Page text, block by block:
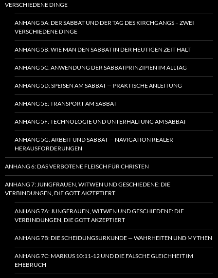
VERSCHIEDENE DINGE
ANHANG 5A: DER SABBAT UND DER TAG DES KIRCHGANGS – ZWEI
VERSCHIEDENE DINGE
ANHANG 5B: WIE MAN DEN SABBAT IN DER HEUTIGEN ZEIT HÄLT
ANHANG 5C: ANWENDUNG DER SABBATPRINZIPIEN IM ALLTAG
ANHANG 5D: SPEISEN AM SABBAT — PRAKTISCHE ANLEITUNG
ANHANG 5E: TRANSPORT AM SABBAT
ANHANG 5F: TECHNOLOGIE UND UNTERHALTUNG AM SABBAT
ANHANG 5G: ARBEIT UND SABBAT — NAVIGATION REALER
HERAUSFORDERUNGEN
ANHANG 6: DAS VERBOTENE FLEISCH FÜR CHRISTEN
ANHANG 7: JUNGFRAUEN, WITWEN UND GESCHIEDENE: DIE
VERBINDUNGEN, DIE GOTT AKZEPTIERT
ANHANG 7A: JUNGFRAUEN, WITWEN UND GESCHIEDENE: DIE
VERBINDUNGEN, DIE GOTT AKZEPTIERT
ANHANG 7B: DIE SCHEIDUNGSURKUNDE — WAHRHEITEN UND MYTHEN
ANHANG 7C: MARKUS 10:11-12 UND DIE FALSCHE GLEICHHEIT IM
EHEBRUCH